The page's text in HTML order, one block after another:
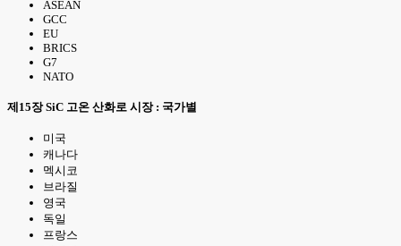
ASEAN
GCC
EU
BRICS
G7
NATO
제15장 SiC 고온 산화로 시장 : 국가별
미국
캐나다
멕시코
브라질
영국
독일
프랑스